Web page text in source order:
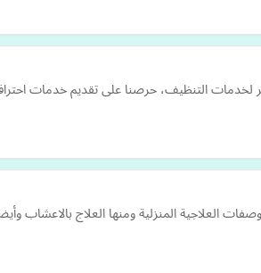
لخدمات التنظيف، حرصنا على تقديم خدمات
العلاجية المنزلية ومنها العلاج